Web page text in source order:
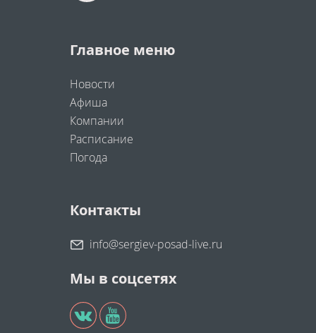
Главное меню
Новости
Афиша
Компании
Расписание
Погода
Контакты
info@sergiev-posad-live.ru
Мы в соцсетях